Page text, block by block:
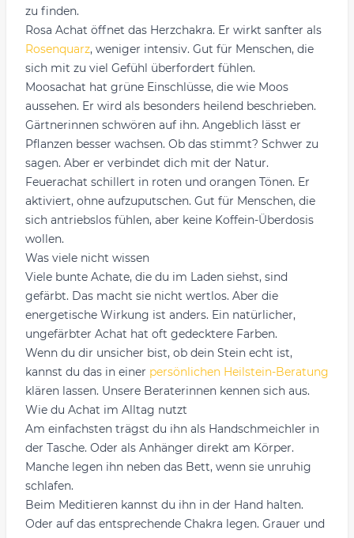
zu finden.
Rosa Achat öffnet das Herzchakra. Er wirkt sanfter als
Rosenquarz, weniger intensiv. Gut für Menschen, die
sich mit zu viel Gefühl überfordert fühlen.
Moosachat hat grüne Einschlüsse, die wie Moos
aussehen. Er wird als besonders heilend beschrieben.
Gärtnerinnen schwören auf ihn. Angeblich lässt er
Pflanzen besser wachsen. Ob das stimmt? Schwer zu
sagen. Aber er verbindet dich mit der Natur.
Feuerachat schillert in roten und orangen Tönen. Er
aktiviert, ohne aufzuputschen. Gut für Menschen, die
sich antriebslos fühlen, aber keine Koffein-Überdosis
wollen.
Was viele nicht wissen
Viele bunte Achate, die du im Laden siehst, sind
gefärbt. Das macht sie nicht wertlos. Aber die
energetische Wirkung ist anders. Ein natürlicher,
ungefärbter Achat hat oft gedecktere Farben.
Wenn du dir unsicher bist, ob dein Stein echt ist,
kannst du das in einer persönlichen Heilstein-Beratung
klären lassen. Unsere Beraterinnen kennen sich aus.
Wie du Achat im Alltag nutzt
Am einfachsten trägst du ihn als Handschmeichler in
der Tasche. Oder als Anhänger direkt am Körper.
Manche legen ihn neben das Bett, wenn sie unruhig
schlafen.
Beim Meditieren kannst du ihn in der Hand halten.
Oder auf das entsprechende Chakra legen. Grauer und